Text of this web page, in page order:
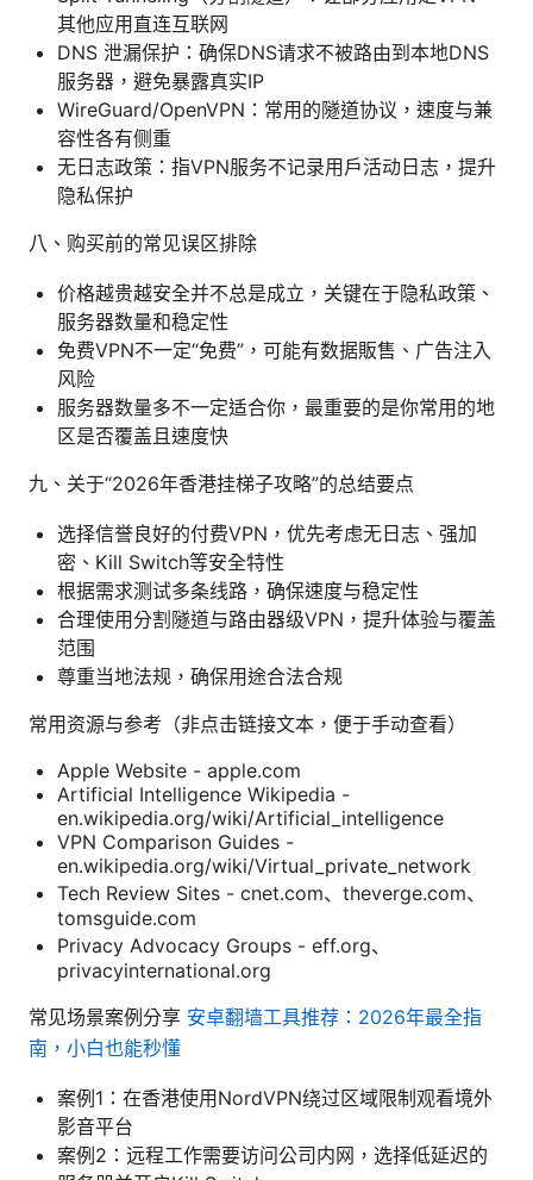
其他应用直连互联网
DNS 泄漏保护：确保DNS请求不被路由到本地DNS
服务器，避免暴露真实IP
WireGuard/OpenVPN：常用的隧道协议，速度与兼
容性各有侧重
无日志政策：指VPN服务不记录用户活动日志，提升
隐私保护
八、购买前的常见误区排除
价格越贵越安全并不总是成立，关键在于隐私政策、
服务器数量和稳定性
免费VPN不一定“免费”，可能有数据販售、广告注入
风险
服务器数量多不一定适合你，最重要的是你常用的地
区是否覆盖且速度快
九、关于“2026年香港挂梯子攻略”的总结要点
选择信誉良好的付费VPN，优先考虑无日志、强加
密、Kill Switch等安全特性
根据需求测试多条线路，确保速度与稳定性
合理使用分割隧道与路由器级VPN，提升体验与覆盖
范围
尊重当地法规，确保用途合法合规
常用资源与参考（非点击链接文本，便于手动查看）
Apple Website - apple.com
Artificial Intelligence Wikipedia -
en.wikipedia.org/wiki/Artificial_intelligence
VPN Comparison Guides -
en.wikipedia.org/wiki/Virtual_private_network
Tech Review Sites - cnet.com、theverge.com、
tomsguide.com
Privacy Advocacy Groups - eff.org、
privacyinternational.org
常见场景案例分享 安卓翻墙工具推荐：2026年最全指
南，小白也能秒懂
案例1：在香港使用NordVPN绕过区域限制观看境外
影音平台
案例2：远程工作需要访问公司内网，选择低延迟的